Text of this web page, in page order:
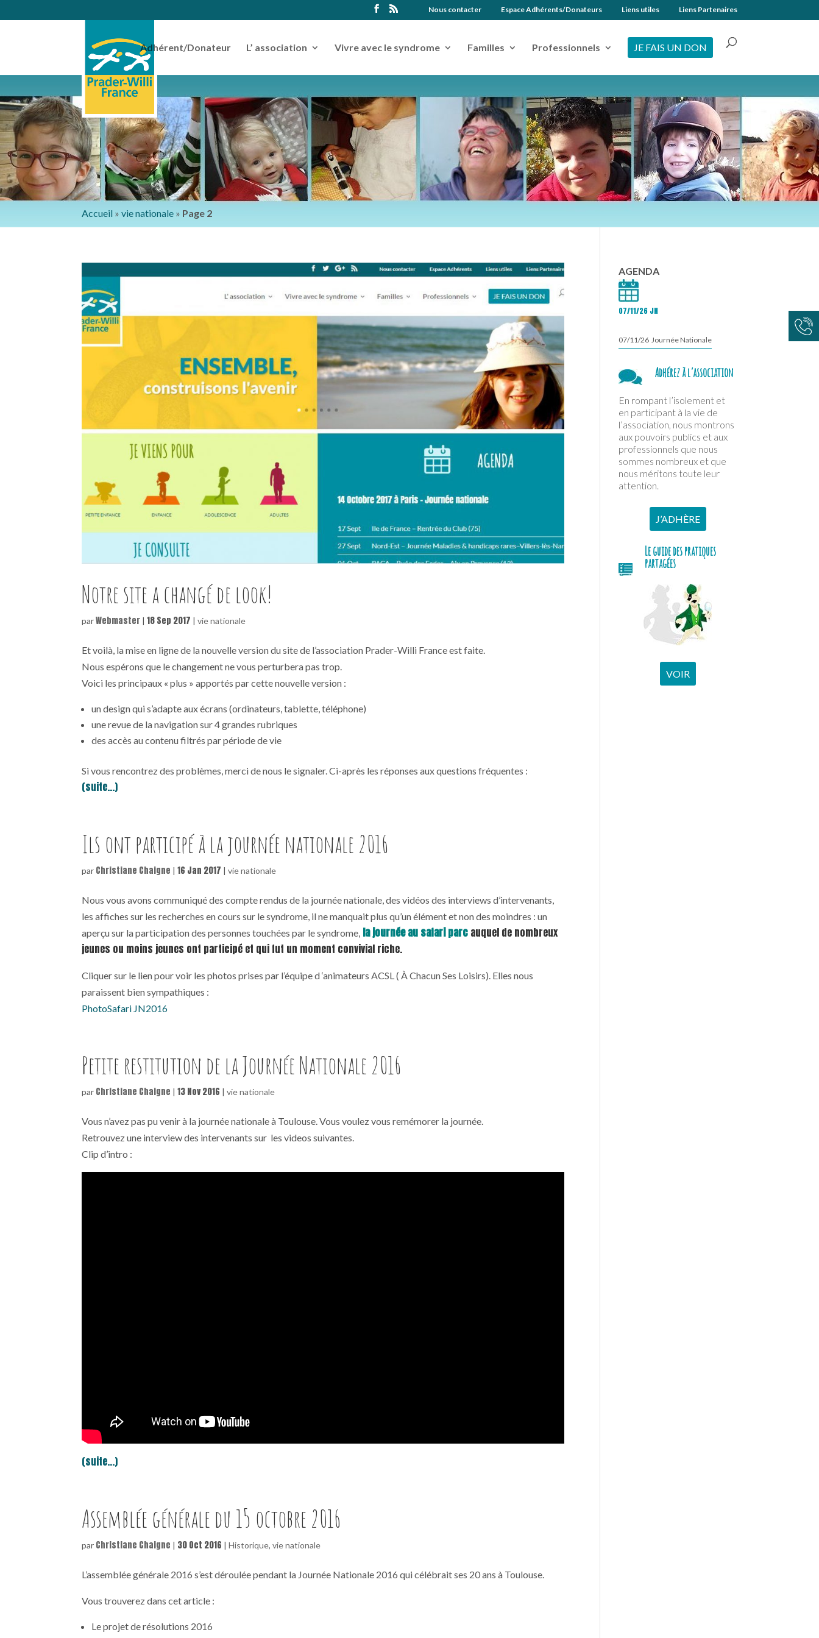
Nous contacter Espace Adhérents/Donateurs Liens utiles Liens Partenaires
Adhérent/Donateur L’ association Vivre avec le syndrome Familles Professionnels JE FAIS UN DON
Accueil »vie nationale » Page 2
Notre site a changé de look!
parWebmaster |18 Sep 2017 |vie nationale
Et voilà, la mise en ligne de la nouvelle version du site de l’association Prader-Willi France est faite.
Nous espérons que le changement ne vous perturbera pas trop.
Voici les principaux « plus » apportés par cette nouvelle version :
un design qui s’adapte aux écrans (ordinateurs, tablette, téléphone)
une revue de la navigation sur 4 grandes rubriques
des accès au contenu filtrés par période de vie
Si vous rencontrez des problèmes, merci de nous le signaler. Ci-après les réponses aux questions fréquentes :
(suite…)
Ils ont participé à la journée nationale 2016
par Christiane Chaigne |16 Jan 2017 |vie nationale
Nous vous avons communiqué des compte rendus de la journée nationale, des vidéos des interviews d’intervenants,
les affiches sur les recherches en cours sur le syndrome, il ne manquait plus qu’un élément et non des moindres : un
aperçu sur la participation des personnes touchées par le syndrome, la journée au safari parc auquel de nombreux
jeunes ou moins jeunes ont participé et qui fut un moment convivial riche.
Cliquer sur le lien pour voir les photos prises par l’équipe d ‘animateurs ACSL ( À Chacun Ses Loisirs). Elles nous
paraissent bien sympathiques :
PhotoSafari JN2016
Petite restitution de la Journée Nationale 2016
par Christiane Chaigne |13 Nov 2016 |vie nationale
Vous n’avez pas pu venir à la journée nationale à Toulouse. Vous voulez vous remémorer la journée.
Retrouvez une interview des intervenants sur les videos suivantes.
Clip d’intro :
(suite…)
Assemblée générale du 15 octobre 2016
par Christiane Chaigne | 30 Oct 2016 |Historique,vie nationale
L’assemblée générale 2016 s’est déroulée pendant la Journée Nationale 2016 qui célébrait ses 20 ans à Toulouse.
Vous trouverez dans cet article :
Le projet de résolutions 2016
AGENDA
07/11/26 JN
07/11/26 Journée Nationale
Adhérez à l’association
En rompant l’isolement et
en participant à la vie de
l’association, nous montrons
aux pouvoirs publics et aux
professionnels que nous
sommes nombreux et que
nous méritons toute leur
attention.
J’ADHÈRE
Le guide des pratiques
partagées
VOIR